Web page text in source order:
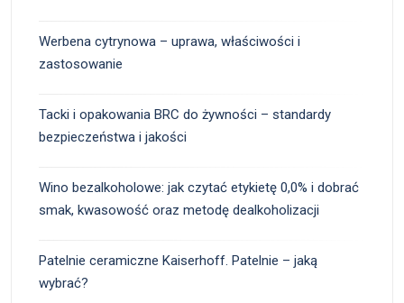
Werbena cytrynowa – uprawa, właściwości i
zastosowanie
Tacki i opakowania BRC do żywności – standardy
bezpieczeństwa i jakości
Wino bezalkoholowe: jak czytać etykietę 0,0% i dobrać
smak, kwasowość oraz metodę dealkoholizacji
Patelnie ceramiczne Kaiserhoff. Patelnie – jaką
wybrać?